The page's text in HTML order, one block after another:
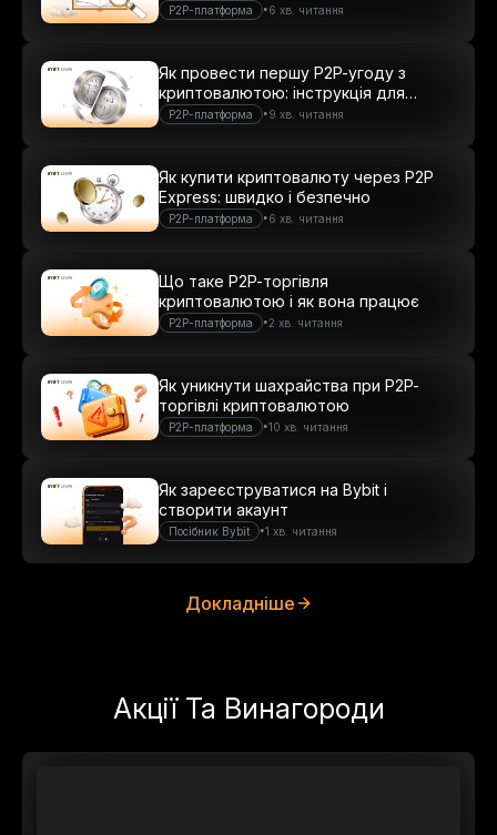
P2P-платформа •6 хв. читання
P2P-платформа •9 хв. читання
Як провести першу P2P-угоду з
криптовалютою: інструкція для
новачків
P2P-платформа •6 хв. читання
Як купити криптовалюту через P2P
Express: швидко і безпечно
P2P-платформа •2 хв. читання
Що таке P2P-торгівля
криптовалютою і як вона працює
P2P-платформа •10 хв. читання
Як уникнути шахрайства при P2P-
торгівлі криптовалютою
Посібник Bybit •1 хв. читання
Як зареєструватися на Bybit і
створити акаунт
Докладніше
Акції Та Винагороди